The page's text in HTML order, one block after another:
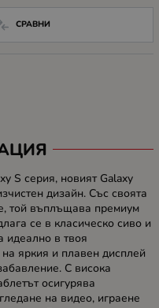
СРАВНИ
S серия, новият Galaxy
дизайн. Със своята
той въплъщава премиум
се в класическо сиво и
идеално в твоя
яркия и плавен дисплей
С висока
осигурява
на видео, играене